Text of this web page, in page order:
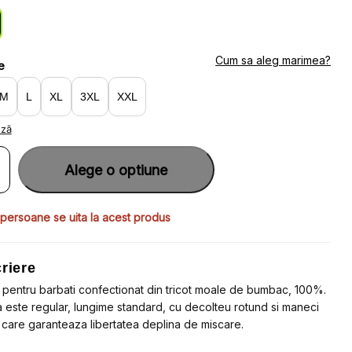
M L XL XXL
3XL
Cum sa aleg marimea?
Alege o optiune
se uita la acest produs
pentru barbati confectionat din tricot moale de bumbac, 100%.
este regular, lungime standard, cu decolteu rotund si maneci
garanteaza libertatea deplina de miscare.